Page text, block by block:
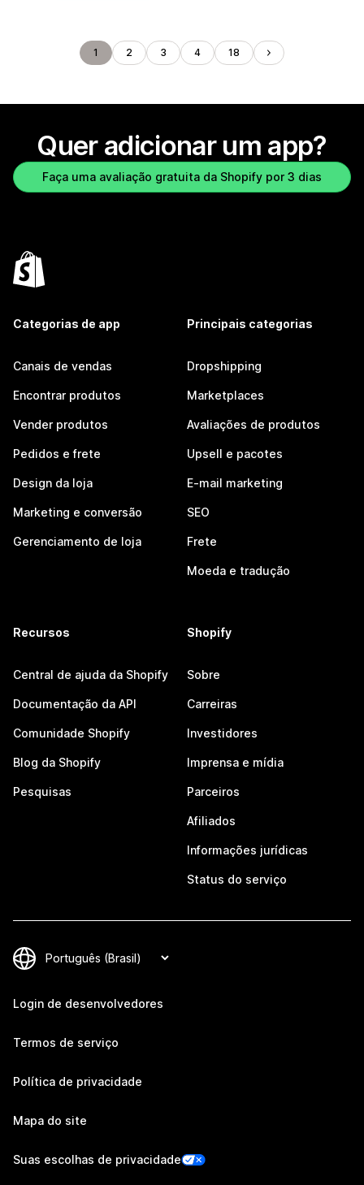
1 2 3 4 18
Quer adicionar um app?
Faça uma avaliação gratuita da Shopify por 3 dias
Categorias de app
Canais de vendas
Encontrar produtos
Vender produtos
Pedidos e frete
Design da loja
Marketing e conversão
Gerenciamento de loja
Principais categorias
Dropshipping
Marketplaces
Avaliações de produtos
Upsell e pacotes
E-mail marketing
SEO
Frete
Moeda e tradução
Recursos
Central de ajuda da Shopify
Documentação da API
Comunidade Shopify
Blog da Shopify
Pesquisas
Shopify
Sobre
Carreiras
Investidores
Imprensa e mídia
Parceiros
Afiliados
Informações jurídicas
Status do serviço
Login de desenvolvedores
Termos de serviço
Política de privacidade
Mapa do site
Suas escolhas de privacidade